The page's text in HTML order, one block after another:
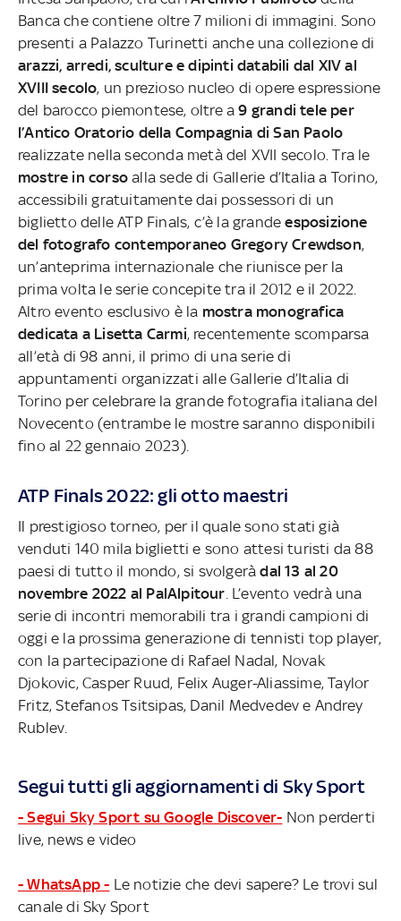
Banca che contiene oltre 7 milioni di immagini. Sono
presenti a Palazzo Turinetti anche una collezione di
arazzi, arredi, sculture e dipinti databili dal XIV al
XVIII secolo, un prezioso nucleo di opere espressione
del barocco piemontese, oltre a9 grandi tele per
l’Antico Oratorio della Compagnia di San Paolo
realizzate nella seconda metà del XVII secolo.Tra le
mostre in corso alla sede di Gallerie d’Italia a Torino,
accessibili gratuitamente dai possessori di un
biglietto delle ATP Finals, c’è la grandeesposizione
del fotografo contemporaneo Gregory Crewdson,
un’anteprima internazionale che riunisce per la
prima volta le serie concepite tra il 2012 e il 2022.
Altro evento esclusivo è la mostra monografica
dedicata a Lisetta Carmi, recentemente scomparsa
all’età di 98 anni, il primo di una serie di
appuntamenti organizzati alle Gallerie d’Italia di
Torino per celebrare la grande fotografia italiana del
Novecento (entrambe le mostre saranno disponibili
fino al 22 gennaio 2023).
ATP Finals 2022: gli otto maestri
Il prestigioso torneo, per il quale sono stati già
venduti 140 mila biglietti e sono attesi turisti da 88
paesi di tutto il mondo, si svolgeràdal 13 al 20
novembre 2022 al PalAlpitour . L’evento vedrà una
serie di incontri memorabili tra i grandi campioni di
oggi e la prossima generazione di tennisti top player,
con la partecipazione di Rafael Nadal, Novak
Djokovic, Casper Ruud, Felix Auger-Aliassime, Taylor
Fritz, Stefanos Tsitsipas, Danil Medvedev e Andrey
Rublev.
Segui tutti gli aggiornamenti di Sky Sport
- Segui Sky Sport su Google Discover- Non perderti
live, news e video
- WhatsApp - Le notizie che devi sapere? Le trovi sul
canale di Sky Sport